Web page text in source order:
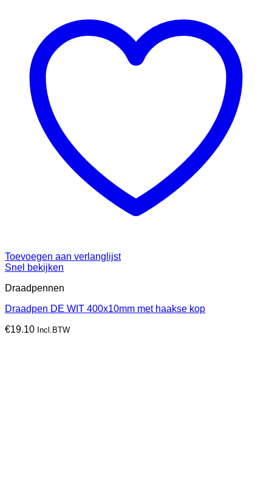
Toevoegen aan verlanglijst
Snel bekijken
Draadpennen
Draadpen DE WIT 400x10mm met haakse kop
€19.10 Incl.BTW